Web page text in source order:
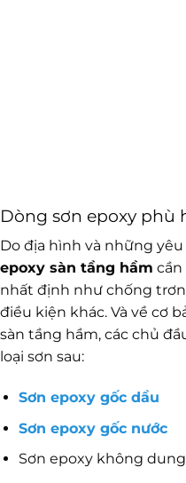
Dòng sơn epoxy phù
Do địa hình và những
epoxy sàn tầng hầm cần
nhất định như chống
điều kiện khác. Và về cơ
sàn tầng hầm, các chủ
loại sơn sau:
Sơn epoxy gốc dầu
Sơn epoxy gốc nước
Sơn epoxy không